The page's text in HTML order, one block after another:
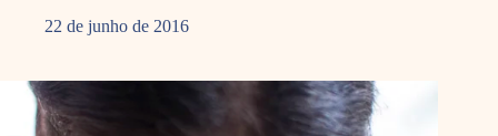
22 de junho de 2016